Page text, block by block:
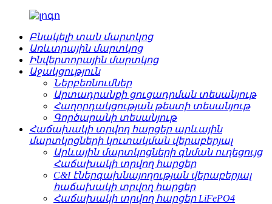
Բնակելի տան մարտկոց
Առևտրային մարտկոց
Ինվերտորային մարտկոց
Աջակցություն
Ներբեռնումներ
Արտադրանքի ցուցադրման տեսանյութ
Հաղորդակցության թեստի տեսանյութ
Գործարանի տեսանյութ
Հաճախակի տրվող հարցեր արևային
մարտկոցների կուտակման վերաբերյալ
Արևային մարտկոցների գնման ուղեցույց
Հաճախակի տրվող հարցեր
C&I էներգախնայողության վերաբերյալ
հաճախակի տրվող հարցեր
Հաճախակի տրվող հարցեր LiFePO4